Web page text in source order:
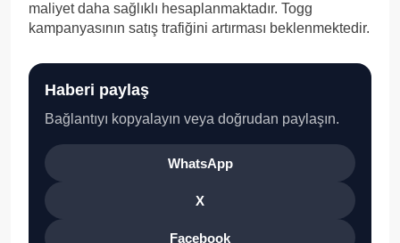
maliyet daha sağlıklı hesaplanmaktadır. Togg
kampanyasının satış trafiğini artırması beklenmektedir.
Haberi paylaş
Bağlantıyı kopyalayın veya doğrudan paylaşın.
WhatsApp
X
Facebook